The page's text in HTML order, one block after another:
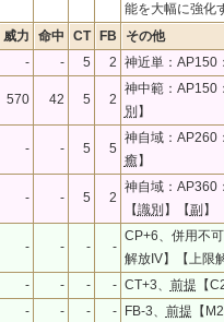
能を大幅に強化
威力 命中 CT FB
その他
- - 5 2 神近単：AP150：
570 42 5 2
神中範：AP150
別 】
- - 5 5
神自域：AP260：
癒】
- - 5 2
神自域：AP360：
【識別 】【副 】
- - - -
CP+6、併用不
解放IV】【上限
- - - - CT+3、 前提 【
- - - - FB-3、 前提 【